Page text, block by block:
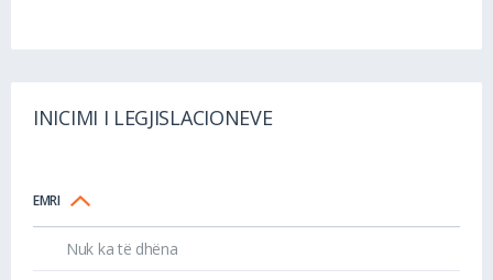
INICIMI I LEGJISLACIONEVE
EMRI
Nuk ka të dhëna